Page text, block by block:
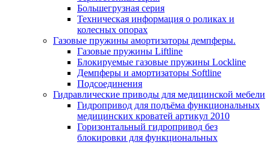
Большегрузная серия
Техническая информация о роликах и
колесных опорах
Газовые пружины амортизаторы демпферы.
Газовые пружины Liftline
Блокируемые газовые пружины Lockline
Демпферы и амортизаторы Softline
Подсоединения
Гидравлические приводы для медицинской мебели
Гидропривод для подъёма функциональных
медицинских кроватей артикул 2010
Горизонтальный гидропривод без
блокировки для функциональных